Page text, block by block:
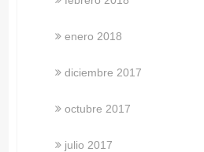
enero 2018
diciembre 2017
octubre 2017
julio 2017